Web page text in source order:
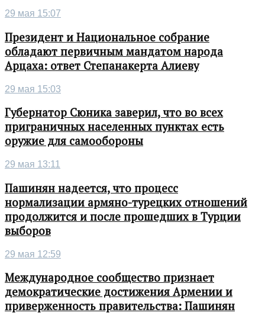
29 мая 15:07
Президент и Национальное собрание
обладают первичным мандатом народа
Арцаха: ответ Степанакерта Алиеву
29 мая 15:03
Губернатор Сюника заверил, что во всех
приграничных населенных пунктах есть
оружие для самообороны
29 мая 13:11
Пашинян надеется, что процесс
нормализации армяно-турецких отношений
продолжится и после прошедших в Турции
выборов
29 мая 12:59
Международное сообщество признает
демократические достижения Армении и
приверженность правительства: Пашинян